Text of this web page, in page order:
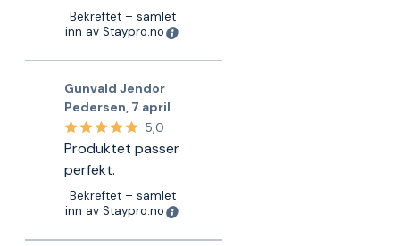
Bekreftet – samlet
inn av Staypro.no
Gunvald Jendor
Pedersen, 7 april
5,0
Produktet passer
perfekt.
Bekreftet – samlet
inn av Staypro.no